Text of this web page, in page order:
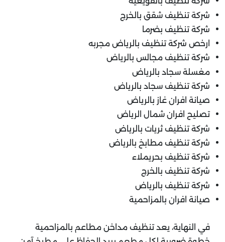
شركة تنظيف شقق بالخرج
شركة تنظيف بضرما
ارخص شركة تنظيف بالرياض مجربه
شركة تنظيف مجالس بالرياض
مغسلة سجاد بالرياض
شركة تنظيف سجاد بالرياض
صيانة افران غاز بالرياض
تصليح افران شمال الرياض
شركة تنظيف ثريات بالرياض
شركة تنظيف مطابخ بالرياض
شركة تنظيف بحريملاء
شركة تنظيف بالخرج
شركة تنظيف بالرياض
صيانة افران بالمزاحمية
في النهاية، يعد تنظيف مداخن مطاعم بالمزاحمية